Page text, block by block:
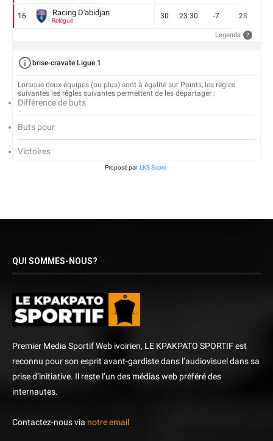
16 Racing D'abidjan
Relégué
30 23:30 -7 28
Legenda ?
brise-cravate Ligue 1
Lorsque deux équipes (ou plus) sont à égalité sur Points, les règles
suivantes les règles suivantes permettent de les départager :
Différence de buts
Buts pour
Victoires
Proposé par LKS Score
QUI SOMMES-NOUS?
Premier Media Sportif Web ivoirien, LE KPAKPATO SPORTIF est
reconnu pour son esprit avant-gardiste dans l’audiovisuel dans sa
prise d’initiative. Il reste l’un des médias web préféré des
internautes.
Contactez-nous via notre email